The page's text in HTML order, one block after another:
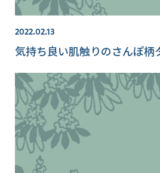
2022.02.13
気持ち良い肌触りのさんぽ